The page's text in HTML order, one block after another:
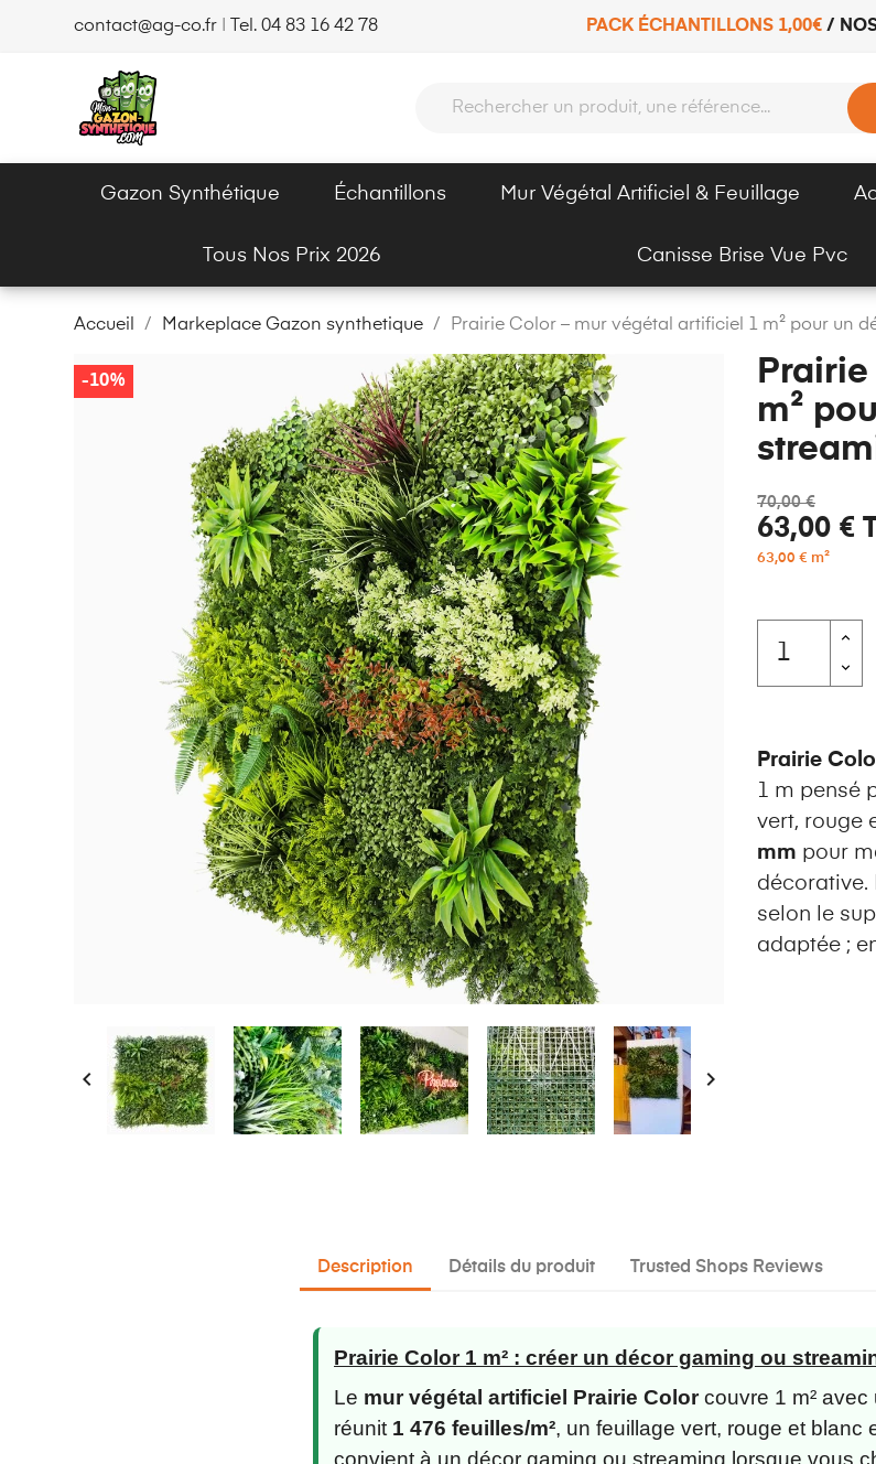
contact@ag-co.fr Tel. 04 83 16 42 78 PACK ÉCHANTILLONS 1,00€ /
Gazon Synthétique Échantillons Mur Végétal Artificiel & Feuillage
Tous Nos Prix 2026 Canisse Brise Vue Pvc
Accueil Markeplace Gazon synthetique Prairie Color – mur végétal artificiel 1 m² pour un
-10%
 
m²
70,00 €
63,00 €
63,00 € m²
Prairie
1 m pensé
vert, rouge
mm pour
décorative.
selon le
adaptée ;
Description Détails du produit Trusted Shops Reviews
Prairie Color 1 m² : créer un décor gaming ou
Le mur végétal artificiel Prairie Colorcouvre 1 m² avec
réunit 1 476 feuilles/m², un feuillage vert, rouge et blanc
convient à un décor gaming ou streaming lorsque vous